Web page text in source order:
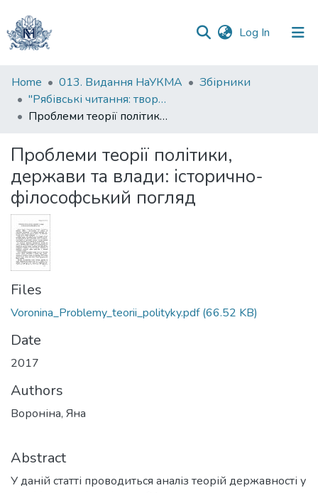
Log In (current)
Communities
&
Collections
Statistics
Home 013. Видання НаУКМА
Збірники
"Рябівські читання: творчість, яку варто вивчати". Збірка студентських наукових робіт
Проблеми теорії політики, держави та влади: історично-філософський погляд
Проблеми теорії політики,
держави та влади: історично-
філософський погляд
Files
Voronina_Problemy_teorii_polityky.pdf(66.52 KB)
Date
2017
Authors
Вороніна, Яна
Abstract
У даній статті проводиться аналіз теорій державності у